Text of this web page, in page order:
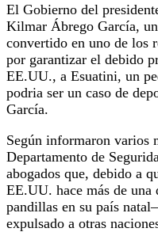
El Gobierno del
Kilmar Ábrego García,
convertido en uno de los
por garantizar el debido
EE.UU., a Esuatini, un
podria ser un caso de
García.
Según informaron varios
Departamento de
abogados que, debido a
EE.UU. hace más de una
pandillas en su país
expulsado a otras